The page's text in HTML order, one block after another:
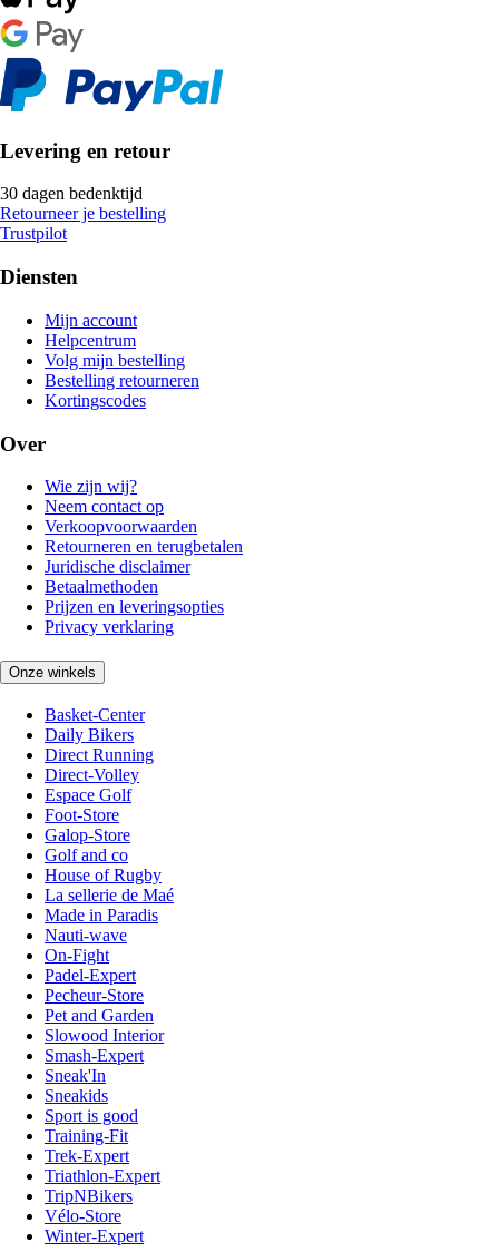
Levering en retour
30 dagen bedenktijd
Retourneer je bestelling
Trustpilot
Diensten
Mijn account
Helpcentrum
Volg mijn bestelling
Bestelling retourneren
Kortingscodes
Over
Wie zijn wij?
Neem contact op
Verkoopvoorwaarden
Retourneren en terugbetalen
Juridische disclaimer
Betaalmethoden
Prijzen en leveringsopties
Privacy verklaring
Onze winkels
Basket-Center
Daily Bikers
Direct Running
Direct-Volley
Espace Golf
Foot-Store
Galop-Store
Golf and co
House of Rugby
La sellerie de Maé
Made in Paradis
Nauti-wave
On-Fight
Padel-Expert
Pecheur-Store
Pet and Garden
Slowood Interior
Smash-Expert
Sneak'In
Sneakids
Sport is good
Training-Fit
Trek-Expert
Triathlon-Expert
TripNBikers
Vélo-Store
Winter-Expert